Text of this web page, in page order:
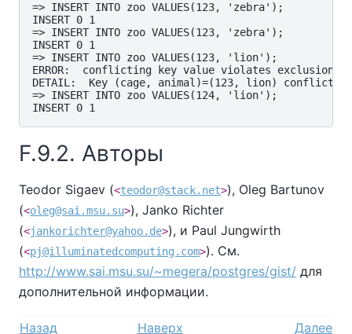
=> INSERT INTO zoo VALUES(123, 'zebra');
INSERT 0 1
=> INSERT INTO zoo VALUES(123, 'zebra');
INSERT 0 1
=> INSERT INTO zoo VALUES(123, 'lion');
ERROR:  conflicting key value violates exclusion
DETAIL:  Key (cage, animal)=(123, lion) conflicts
=> INSERT INTO zoo VALUES(124, 'lion');
F.9.2. Авторы
Teodor Sigaev (<teodor@stack.net>), Oleg Bartunov
(<oleg@sai.msu.su>), Janko Richter
(<jankorichter@yahoo.de>), и Paul Jungwirth
(<pj@illuminatedcomputing.com>). См.
http://www.sai.msu.su/~megera/postgres/gist/ для
дополнительной информации.
Назад Наверх Далее